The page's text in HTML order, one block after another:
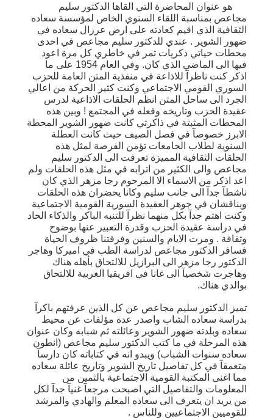
هو عنوان المحاضرة التي القاها الدكتور سليم
مجاعص بمناسبة اللقاء السنوي الخاص لمؤسسة سعاده
الثقافية الذي اقيم كعادته على ارض عرزال سعاده في
ضهور الشوير . عندي للدكتور سليم مجاعص في احدى
محطات حياتي ذكريات تمر في خاطري كل مرة اعود
فيها الى الماضي الذي كان. وفي العام 1954 على ما
اذكر كنت ناظرآ للاذاعة في منفذية المتن العامة للحزب
السوري القومي الاجتماعي وكنت كثير الحركة من اعالي
الجرد الى ساحل المتن انظم الحلقات الاذاعية لدرس
عقيدة الحزب وتاريخه وفعله في المجتمع ! وبين هذه
المحطات المثبتة في ذاكرتي كانت ضهور الشوير المحطة
الابرز خصوصآ في فصل الصيف حيث كانت العطلة
السنوية لطلاب الجامعات تؤمن الفرصة لمثل هذه
الحلقات الثقافية المميزة تعرفت الى الدكتور سليم
مجاعص والى الكثير من اترابه في مثل هذه الحلقات ولم
اعد اذكر من الاسماء الا المرحوم رجا مزهر الذي كان
ناشطآ جدآ الى جانب سليم وكانا يحضران هذه الحلقات
ويناقشان في جوهر العقيدة السورية القومية الاجتماعية
وكنت اهتم جدآ بكل منهما نظرآ للتنبه الباكر والذكاء الحاد
في دراسة عقيدة الحزب وقدرة التعبير عنها بوضوح
وثقافة . ومرت الايام والسنين وفرقتنا ظروف الحياة
فسافر الدكتور مجاعص لدراسة الطب في اميركا وهاجر
الدكتور رجا مزهر الى البرازيل للالتحاق بأهله هناك
وهاجرت شخصيآ الى غانا في افريقيا الغربية للالتحاق
بوالدي هناك.
تميز الدكتور سليم مجاعص عن كل الذين عرفتهم باكرآ
بدراسة سعاده الشاب واصدر عدة مؤلفات عن محيط
سعاده وبلدته ضهور الشوير وعائلته ثم شبابه وكان عنوان
هذه المرحلة في ما كتب الدكتور سليم مجاعص (انطون
سعاده سنوات الشباب) ويبدو انه في كتاباته كان دارسآ
متعمقآ في كل تفاصيل تاريخ الشوير وتاريخ عائلة سعاده
مما اغنى المكتبة القومية الاجتماعية بالثمين من
المعلومات والتفاصيل التي اصبحت مرجعآ غنيآ جدآ لكل
من يريد ان يتعرف الى سعاده المعلم والهادي والمرشد
للقوميين الاجتماعيين وللناس .